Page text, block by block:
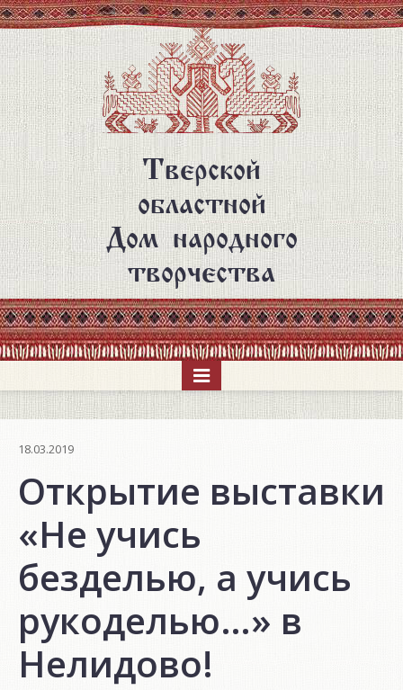
Перейти
к
основному
содержанию
Тверской
областной
Дом народного
творчества
18.03.2019
Открытие выставки
«Не учись
безделью, а учись
рукоделью…» в
Нелидово!